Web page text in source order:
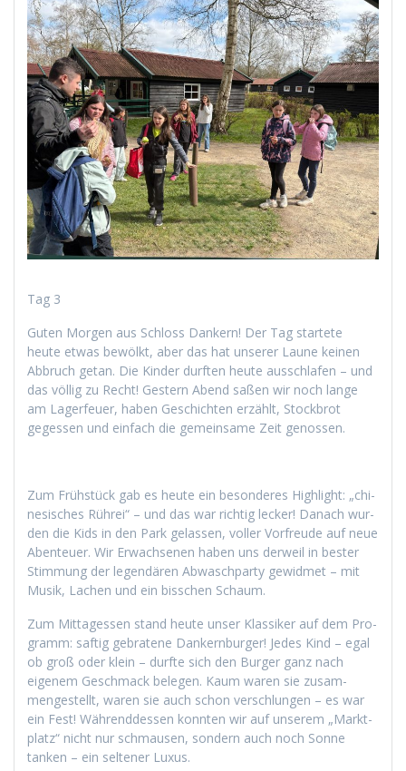
Tag 3
Guten Mor­gen aus Schloss Dankern! Der Tag startete
heute etwas bewölkt, aber das hat unser­er Laune keinen
Abbruch getan. Die Kinder durften heute auss­chlafen – und
das völ­lig zu Recht! Gestern Abend saßen wir noch lange
am Lager­feuer, haben Geschicht­en erzählt, Stock­brot
gegessen und ein­fach die gemein­same Zeit genossen.
Zum Früh­stück gab es heute ein beson­deres High­light: „chi­
ne­sis­ches Rührei“ – und das war richtig leck­er! Danach wur­
den die Kids in den Park gelassen, voller Vor­freude auf neue
Aben­teuer. Wir Erwach­se­nen haben uns der­weil in bester
Stim­mung der leg­endären Abwasch­par­ty gewid­met – mit
Musik, Lachen und ein biss­chen Schaum.
Zum Mit­tagessen stand heute unser Klas­sik­er auf dem Pro­
gramm: saftig gebratene Dankern­burg­er! Jedes Kind – egal
ob groß oder klein – durfte sich den Burg­er ganz nach
eigen­em Geschmack bele­gen. Kaum waren sie zusam­
mengestellt, waren sie auch schon ver­schlun­gen – es war
ein Fest! Während­dessen kon­nten wir auf unserem „Mark­t­
platz“ nicht nur schmausen, son­dern auch noch Sonne
tanken – ein sel­tener Luxus.